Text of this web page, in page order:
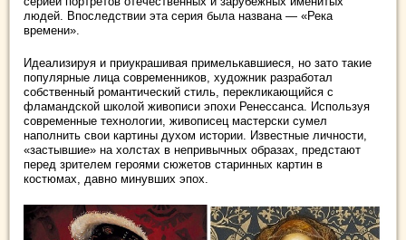
людей. Впоследствии эта серия была названа — «Река
времени».
Идеализируя и приукрашивая примелькавшиеся, но зато такие
популярные лица современников, художник разработал
собственный романтический стиль, перекликающийся с
фламандской школой живописи эпохи Ренессанса. Используя
современные технологии, живописец мастерски сумел
наполнить свои картины духом истории. Известные личности,
«застывшие» на холстах в непривычных образах, предстают
перед зрителем героями сюжетов старинных картин в
костюмах, давно минувших эпох.